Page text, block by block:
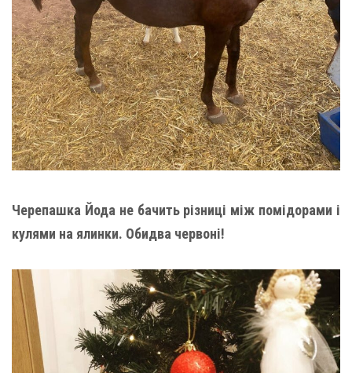
Черепашка Йода не бачить різниці між помідорами і
кулями на ялинки. Обидва червоні!